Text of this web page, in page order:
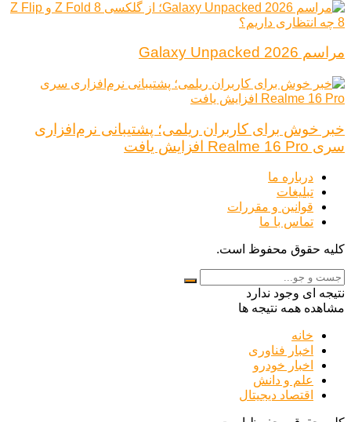
مراسم Galaxy Unpacked 2026
خبر خوش برای کاربران ریلمی؛ پشتیبانی نرم‌افزاری
سری Realme 16 Pro افزایش یافت
درباره ما
تبلیغات
قوانین و مقررات
تماس با ما
کلیه حقوق محفوظ است.
نتیجه ای وجود ندارد
مشاهده همه نتیجه ها
خانه
اخبار فناوری
اخبار خودرو
علم و دانش
اقتصاد دیجیتال